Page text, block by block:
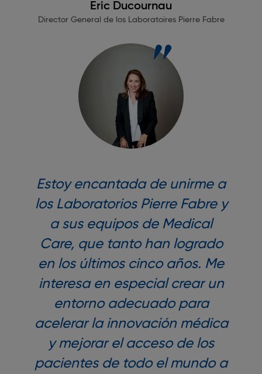
Eric Ducournau
Director General de los Laboratoires Pierre Fabre
Estoy encantada de unirme a
los Laboratorios Pierre Fabre y
a sus equipos de Medical
Care, que tanto han logrado
en los últimos cinco años. Me
interesa en especial crear un
entorno adecuado para
acelerar la innovación médica
y mejorar el acceso de los
pacientes de todo el mundo a